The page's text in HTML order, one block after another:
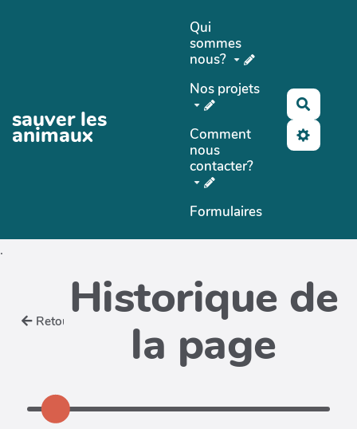
sauver les
animaux
Qui
sommes
nous?
Nos projets
Comment
nous
contacter?
Formulaires
.
Retour Historique de
la page